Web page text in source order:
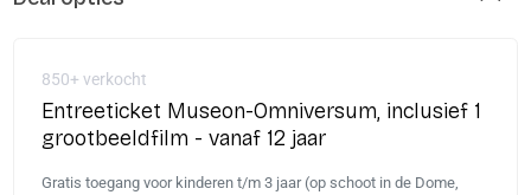
850+ verkocht
Entreeticket Museon-Omniversum, inclusief 1
grootbeeldfilm - vanaf 12 jaar
Gratis toegang voor kinderen t/m 3 jaar (op schoot in de Dome,